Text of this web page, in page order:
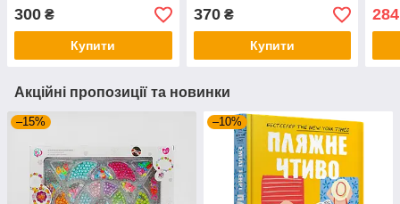
300 ₴
Купити
370₴
Купити
Акційні пропозиції та новинки
–15% –10%